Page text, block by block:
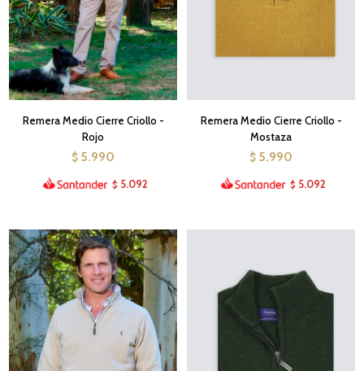
Remera Medio Cierre Criollo -
Rojo
$ 5.990
$ 5.092
Remera Medio Cierre Criollo -
Mostaza
$ 5.990
$ 5.092